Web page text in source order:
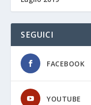
SEGUICI
FACEBOOK
YOUTUBE